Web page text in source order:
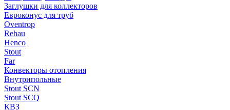
Заглушки для коллекторов
Евроконус для труб
Oventrop
Rehau
Henco
Stout
Far
Конвекторы отопления
Внутрипольные
Stout SCN
Stout SCQ
КВЗ